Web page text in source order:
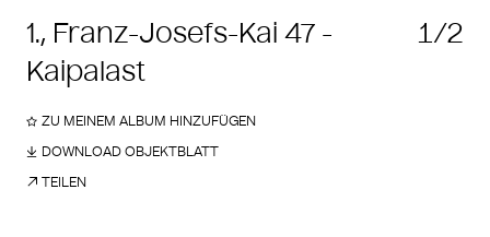
1., Franz-Josefs-Kai 47 -
Kaipalast
1/2
ZU MEINEM ALBUM HINZUFÜGEN
DOWNLOAD OBJEKTBLATT
TEILEN